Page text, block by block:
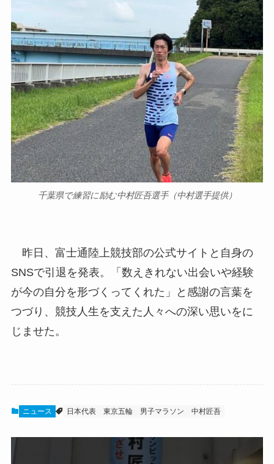
千葉県で練習に励む中村匠吾選手（中村選手提供）
昨日、富士通陸上競技部の公式サイトと自身の
SNSで引退を発表。「数えきれない出会いや経験
が今の自分を形づくってくれた」と感謝の言葉を
つづり、競技人生を支えた人々への深い思いをに
じませた。
ニュース 日本代表 東京五輪 男子マラソン 中村匠吾